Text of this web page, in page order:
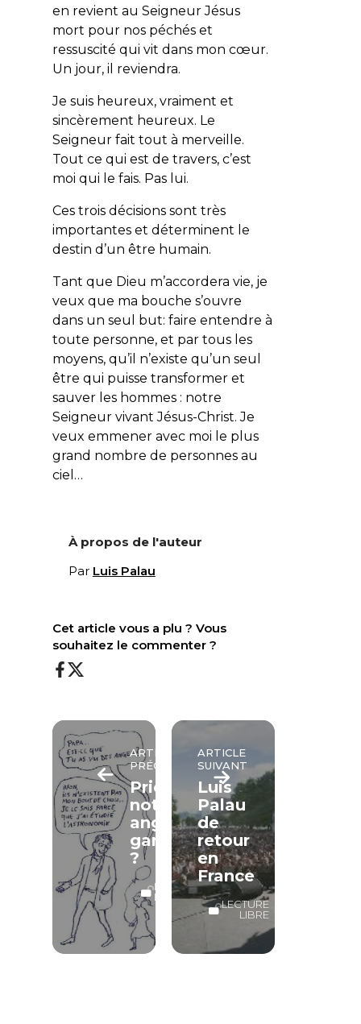
en revient au Seigneur Jésus
mort pour nos péchés et
ressuscité qui vit dans mon cœur.
Un jour, il reviendra.
Je suis heureux, vraiment et
sincèrement heureux. Le
Seigneur fait tout à merveille.
Tout ce qui est de travers, c’est
moi qui le fais. Pas lui.
Ces trois décisions sont très
importantes et déterminent le
destin d’un être humain.
Tant que Dieu m’accordera vie, je
veux que ma bouche s’ouvre
dans un seul but: faire entendre à
toute personne, et par tous les
moyens, qu’il n’existe qu’un seul
être qui puisse transformer et
sauver les hommes : notre
Seigneur vivant Jésus-Christ. Je
veux emmener avec moi le plus
grand nombre de personnes au
ciel…
À propos de l'auteur
Par Luis Palau
Cet article vous a plu ? Vous
souhaitez le commenter ?
ARTICLE
PRÉCÉDENT
Prier
notre
ange
gardien
?
LECTURE
LIBRE
ARTICLE
SUIVANT
Luis
Palau
de
retour
en
France
LECTURE
LIBRE